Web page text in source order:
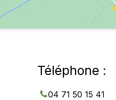
Téléphone :
04 71 50 15 41